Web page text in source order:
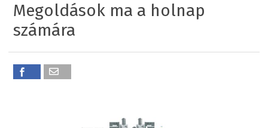
Megoldások ma a holnap
számára